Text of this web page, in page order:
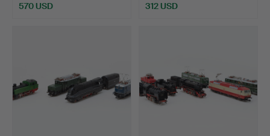
570 USD 312 USD